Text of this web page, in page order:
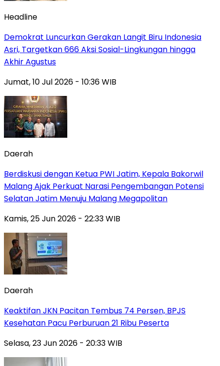
Headline
Demokrat Luncurkan Gerakan Langit Biru Indonesia
Asri, Targetkan 666 Aksi Sosial-Lingkungan hingga
Akhir Agustus
Jumat, 10 Jul 2026 - 10:36 WIB
Daerah
Berdiskusi dengan Ketua PWI Jatim, Kepala Bakorwil
Malang Ajak Perkuat Narasi Pengembangan Potensi
Selatan Jatim Menuju Malang Megapolitan
Kamis, 25 Jun 2026 - 22:33 WIB
Daerah
Keaktifan JKN Pacitan Tembus 74 Persen, BPJS
Kesehatan Pacu Perburuan 21 Ribu Peserta
Selasa, 23 Jun 2026 - 20:33 WIB